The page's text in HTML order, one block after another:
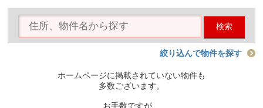
物件を探す
購入TOP
条件から探す
住宅ローン控除シミュレータ
検索
絞り込んで物件を探す
ホームページに掲載されていない物件も
多数ございます。
お手数ですが、